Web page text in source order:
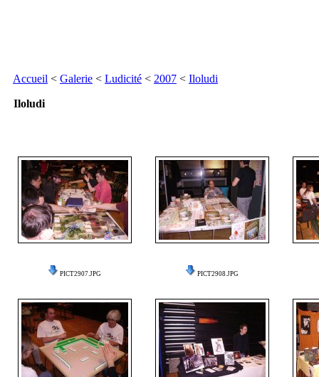
Accueil < Galerie < Ludicité < 2007 < Iloludi
Iloludi
PICT2907.JPG PICT2908.JPG